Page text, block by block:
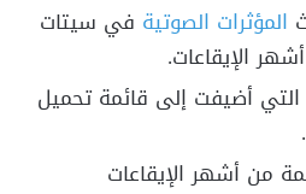
المؤثرات الصوتية في سيتات
التي أضيفت إلى قائمة تحميل
من أشهر الإيقاعات